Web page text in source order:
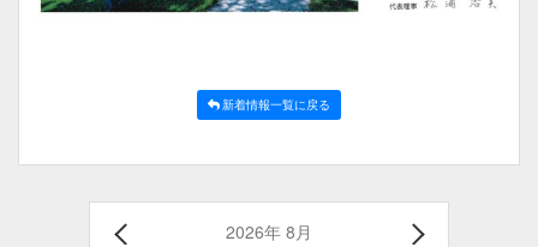
新着情報一覧に戻る
2026年 8月